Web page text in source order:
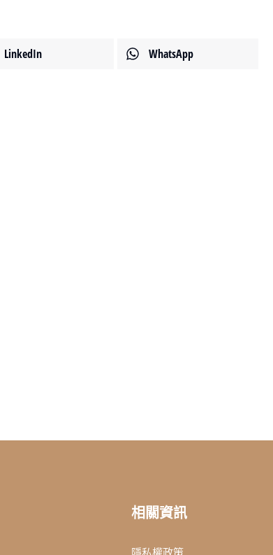
LinkedIn WhatsApp
相關資訊
隱私權政策